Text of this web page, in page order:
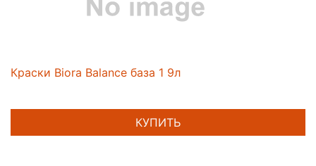
Краски Biora Balance база 1 9л
КУПИТЬ